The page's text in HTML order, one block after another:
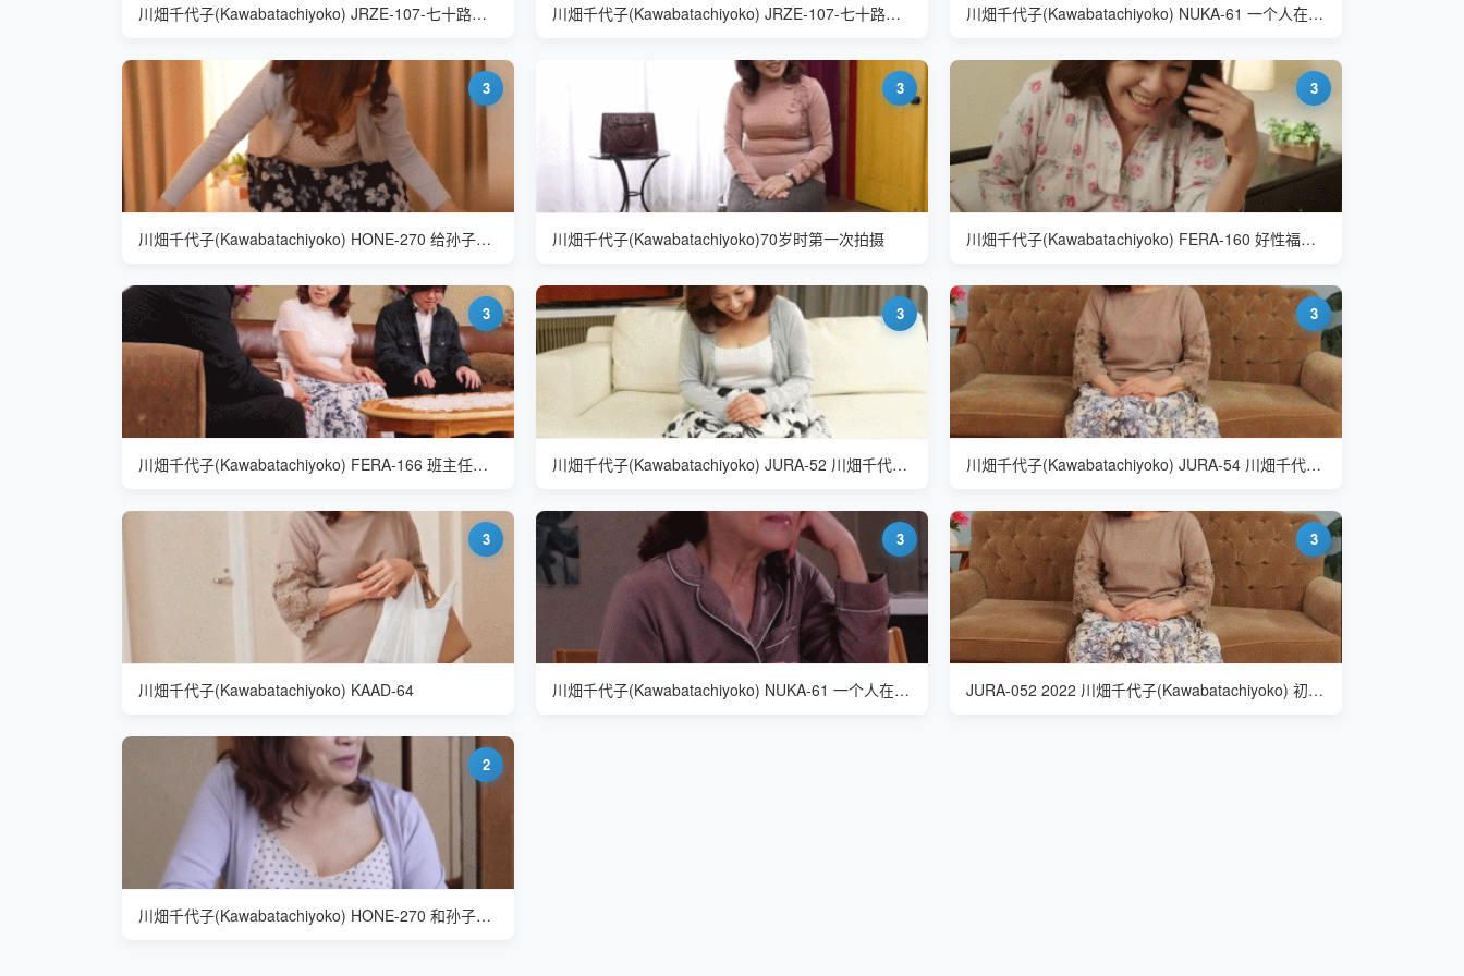
川畑千代子(Kawabatachiyoko) JRZE-107-七十路人妻 川畑千代子(Kawabatachiyoko) JRZE-107-七十路人妻 川畑千代子(Kawabatachiyoko) NUKA-61 一个人在家好无聊
3
川畑千代子(Kawabatachiyoko) HONE-270 给孙子整理床很开心
3
川畑千代子(Kawabatachiyoko)70岁时第一次拍摄
3
川畑千代子(Kawabatachiyoko) FERA-160 好性福的样子
3
川畑千代子(Kawabatachiyoko) FERA-166 班主任家访
3
川畑千代子(Kawabatachiyoko) JURA-52 川畑千代子 七十路人妻
3
川畑千代子(Kawabatachiyoko) JURA-54 川畑千代子 七十路人妻
3
川畑千代子(Kawabatachiyoko) KAAD-64
3
川畑千代子(Kawabatachiyoko) NUKA-61 一个人在家好无聊
3
JURA-052 2022 川畑千代子(Kawabatachiyoko) 初撮り七十路妻、みたび
2
川畑千代子(Kawabatachiyoko) HONE-270 和孙子在一起就是很开心